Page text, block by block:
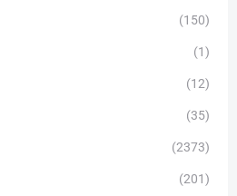
(150)
(1)
(12)
(35)
(2373)
(201)